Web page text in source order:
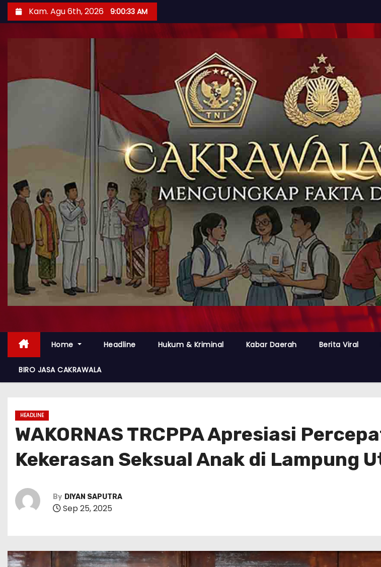
Kam. Agu 6th, 2026 9:00:35 AM
Home Headline Hukum & Kriminal Kabar Daerah Berita Viral
BIRO JASA CAKRAWALA
HEADLINE
WAKORNAS TRCPPA Apresiasi
Kekerasan Seksual Anak di Lampung
By DIYAN SAPUTRA
Sep 25, 2025